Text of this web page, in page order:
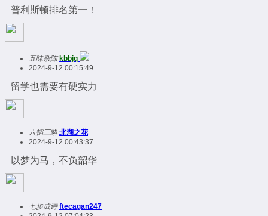
普利斯顿排名第一！
五味杂陈 kbbjq
2024-9-12 00:15:49
留学也需要有硬实力
六韬三略 北湖之花
2024-9-12 00:43:37
以梦为马，不负韶华
七步成诗 ftecagan247